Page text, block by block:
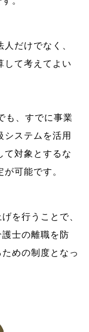
だけでなく、
して考えてよい
も、すでに事業
システムを活用
て対象とするな
可能です。
を行うことで、
士の離職を防
めの制度となっ